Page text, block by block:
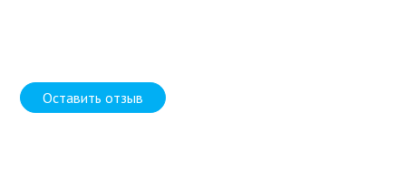
Оставить отзыв